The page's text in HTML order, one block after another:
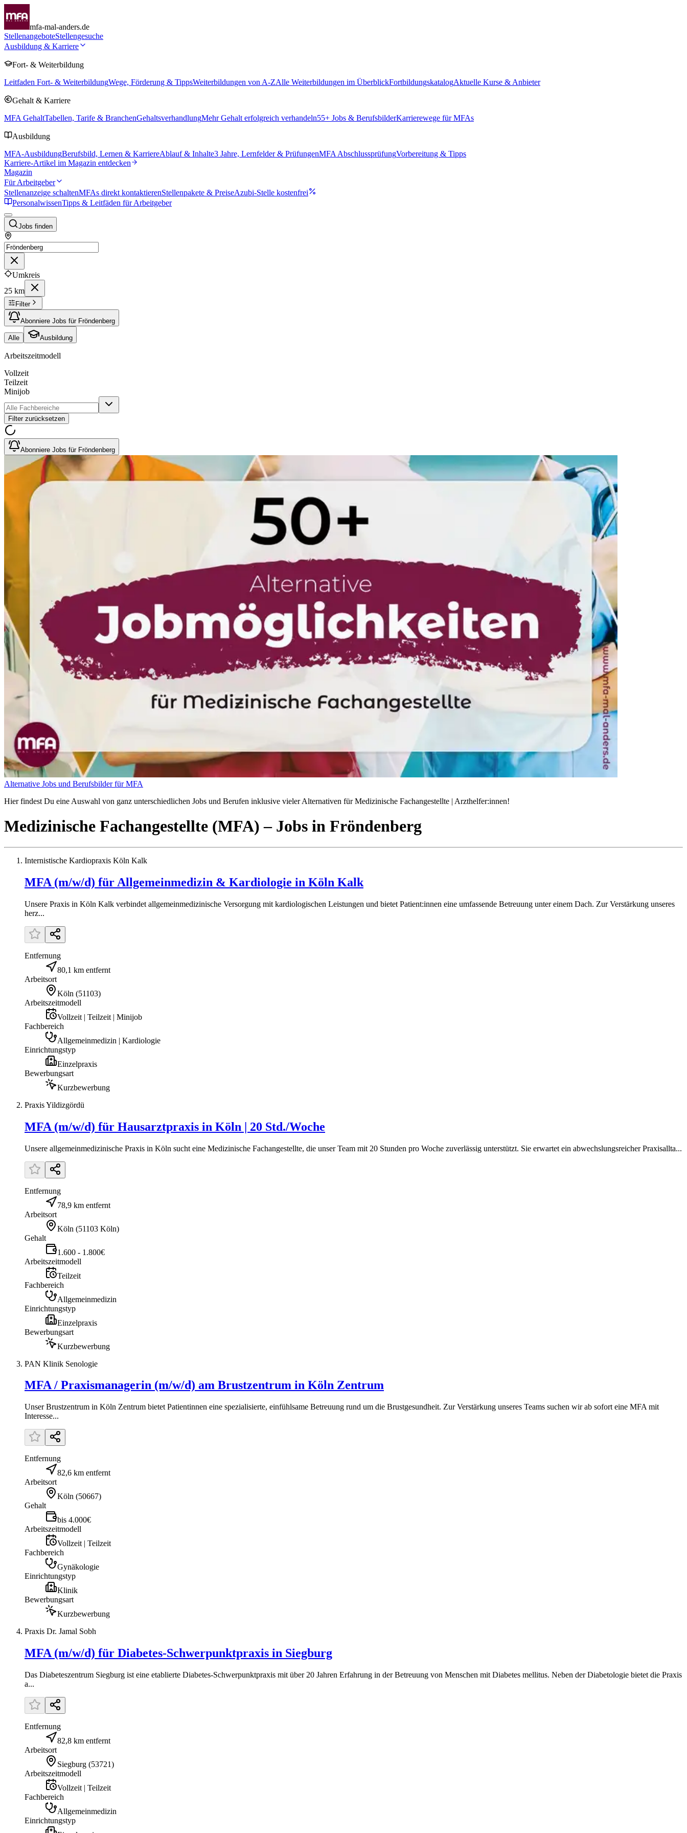
mfa-mal-anders.de
StellenangeboteStellengesuche
Ausbildung & Karriere
Fort- & Weiterbildung
Leitfaden Fort- & WeiterbildungWege, Förderung & TippsWeiterbildungen von A-ZAlle Weiterbildungen im ÜberblickFortbildungskatalogAktuelle Kurse & Anbieter
Gehalt & Karriere
MFA GehaltTabellen, Tarife & BranchenGehaltsverhandlungMehr Gehalt erfolgreich verhandeln55+ Jobs & BerufsbilderKarrierewege für MFAs
Ausbildung
MFA-AusbildungBerufsbild, Lernen & KarriereAblauf & Inhalte3 Jahre, Lernfelder & PrüfungenMFA AbschlussprüfungVorbereitung & Tipps
Karriere-Artikel im Magazin entdecken
Magazin
Für Arbeitgeber
Stellenanzeige schaltenMFAs direkt kontaktierenStellenpakete & PreiseAzubi-Stelle kostenfrei
PersonalwissenTipps & Leitfäden für Arbeitgeber
Jobs finden
Umkreis
25 km
Filter
Abonniere Jobs für Fröndenberg
Alle Ausbildung
Arbeitszeitmodell
Vollzeit
Teilzeit
Minijob
Filter zurücksetzen
Abonniere Jobs für Fröndenberg
Alternative Jobs und Berufsbilder für MFA
Hier findest Du eine Auswahl von ganz unterschiedlichen Jobs und Berufen inklusive vieler Alternativen für Medizinische Fachangestellte | Arzthelfer:innen!
Medizinische Fachangestellte (MFA) – Jobs in Fröndenberg
Internistische Kardiopraxis Köln Kalk
MFA (m/w/d) für Allgemeinmedizin & Kardiologie in Köln Kalk
Unsere Praxis in Köln Kalk verbindet allgemeinmedizinische Versorgung mit kardiologischen Leistungen und bietet Patient:innen eine umfassende Betreuung unter einem Dach. Zur Verstärkung unseres
herz...
Entfernung
80,1 km entfernt
Arbeitsort
Köln (51103)
Arbeitszeitmodell
Vollzeit | Teilzeit | Minijob
Fachbereich
Allgemeinmedizin | Kardiologie
Einrichtungstyp
Einzelpraxis
Bewerbungsart
Kurzbewerbung
Praxis Yildizgördü
MFA (m/w/d) für Hausarztpraxis in Köln | 20 Std./Woche
Unsere allgemeinmedizinische Praxis in Köln sucht eine Medizinische Fachangestellte, die unser Team mit 20 Stunden pro Woche zuverlässig unterstützt. Sie erwartet ein abwechslungsreicher Praxisallta...
Entfernung
78,9 km entfernt
Arbeitsort
Köln (51103 Köln)
Gehalt
1.600 - 1.800€
Arbeitszeitmodell
Teilzeit
Fachbereich
Allgemeinmedizin
Einrichtungstyp
Einzelpraxis
Bewerbungsart
Kurzbewerbung
PAN Klinik Senologie
MFA / Praxismanagerin (m/w/d) am Brustzentrum in Köln Zentrum
Unser Brustzentrum in Köln Zentrum bietet Patientinnen eine spezialisierte, einfühlsame Betreuung rund um die Brustgesundheit. Zur Verstärkung unseres Teams suchen wir ab sofort eine MFA mit
Interesse...
Entfernung
82,6 km entfernt
Arbeitsort
Köln (50667)
Gehalt
bis 4.000€
Arbeitszeitmodell
Vollzeit | Teilzeit
Fachbereich
Gynäkologie
Einrichtungstyp
Klinik
Bewerbungsart
Kurzbewerbung
Praxis Dr. Jamal Sobh
MFA (m/w/d) für Diabetes-Schwerpunktpraxis in Siegburg
Das Diabeteszentrum Siegburg ist eine etablierte Diabetes-Schwerpunktpraxis mit über 20 Jahren Erfahrung in der Betreuung von Menschen mit Diabetes mellitus. Neben der Diabetologie bietet die Praxis
a...
Entfernung
82,8 km entfernt
Arbeitsort
Siegburg (53721)
Arbeitszeitmodell
Vollzeit | Teilzeit
Fachbereich
Allgemeinmedizin
Einrichtungstyp